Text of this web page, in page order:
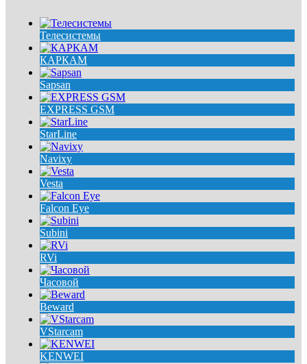
Телесистемы
КАРКАМ
Sapsan
EXPRESS GSM
StarLine
Navixy
Vesta
Falcon Eye
Subini
RVi
Часовой
Beward
VStarcam
KENWEI